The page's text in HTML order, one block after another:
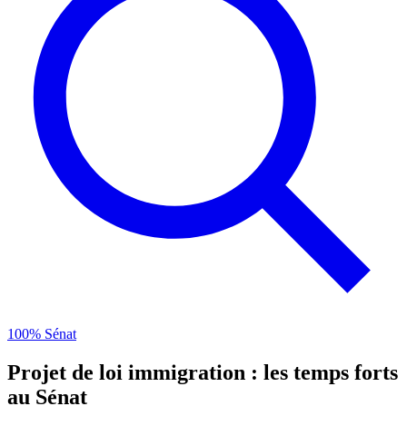
100% Sénat
Projet de loi immigration : les temps forts
au Sénat